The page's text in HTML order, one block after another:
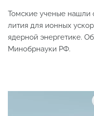
Томские ученые нашли
лития для ионных
ядерной энергетике.
Минобрнауки РФ.